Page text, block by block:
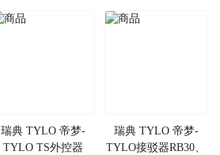
瑞典 TYLO 帝梦-
TYLO TS外控器
瑞典 TYLO 帝梦-
TYLO接驳器RB30、